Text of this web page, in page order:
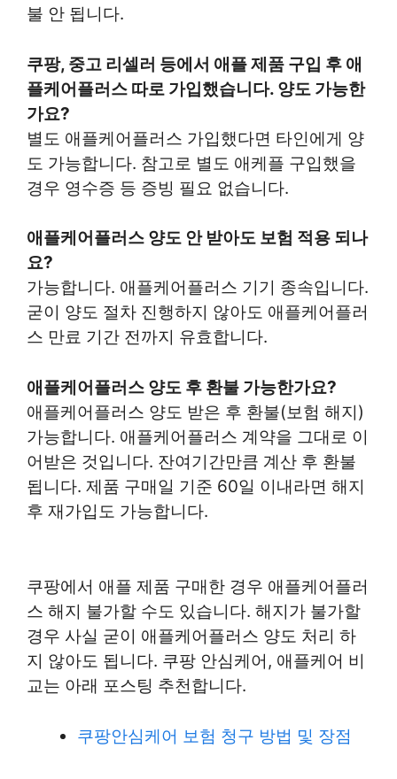
불 안 됩니다.
쿠팡, 중고 리셀러 등에서 애플 제품 구입 후 애
플케어플러스 따로 가입했습니다. 양도 가능한
가요?
별도 애플케어플러스 가입했다면 타인에게 양
도 가능합니다. 참고로 별도 애케플 구입했을
경우 영수증 등 증빙 필요 없습니다.
애플케어플러스 양도 안 받아도 보험 적용 되나
요?
가능합니다. 애플케어플러스 기기 종속입니다.
굳이 양도 절차 진행하지 않아도 애플케어플러
스 만료 기간 전까지 유효합니다.
애플케어플러스 양도 후 환불 가능한가요?
애플케어플러스 양도 받은 후 환불(보험 해지)
가능합니다. 애플케어플러스 계약을 그대로 이
어받은 것입니다. 잔여기간만큼 계산 후 환불
됩니다. 제품 구매일 기준 60일 이내라면 해지
후 재가입도 가능합니다.
쿠팡에서 애플 제품 구매한 경우 애플케어플러
스 해지 불가할 수도 있습니다. 해지가 불가할
경우 사실 굳이 애플케어플러스 양도 처리 하
지 않아도 됩니다. 쿠팡 안심케어, 애플케어 비
교는 아래 포스팅 추천합니다.
쿠팡안심케어 보험 청구 방법 및 장점